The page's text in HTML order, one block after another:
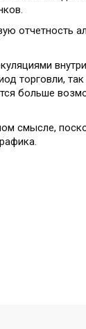
отчетность
торговли, так
больше
смысле,